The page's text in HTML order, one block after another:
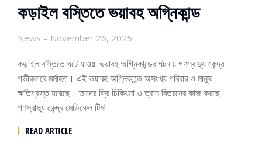
কড়াইল বস্তিতে ভয়াবহ অগ্নিকান্ড
News November 26, 2025
কড়াইল বস্তিতে ঘটে যাওয়া ভয়াবহ অগ্নিকান্ডের ঘটনায় গণস্বাস্থ্য কেন্দ্র
গভীরভাবে মর্মাহত। এই ভয়াবহ অগ্নিকান্ডে অসংখ্য পরিবার ও মানুষ
ক্ষতিগ্রস্ত হয়েছে। তাদের ফ্রি চিকিৎসা ও ত্রান বিতরনের কাজ করছে
গণস্বাস্থ্য কেন্দ্র মেডিকেল টিম!
READ ARTICLE